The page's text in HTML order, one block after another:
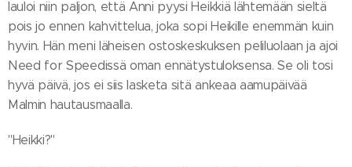
lauloi niin paljon, että Anni pyysi Heikkiä lähtemään sieltä
pois jo ennen kahvittelua, joka sopi Heikille enemmän kuin
hyvin. Hän meni läheisen ostoskeskuksen peliluolaan ja ajoi
Need for Speedissä oman ennätystuloksensa. Se oli tosi
hyvä päivä, jos ei siis lasketa sitä ankeaa aamupäivää
Malmin hautausmaalla.
"Heikki?"